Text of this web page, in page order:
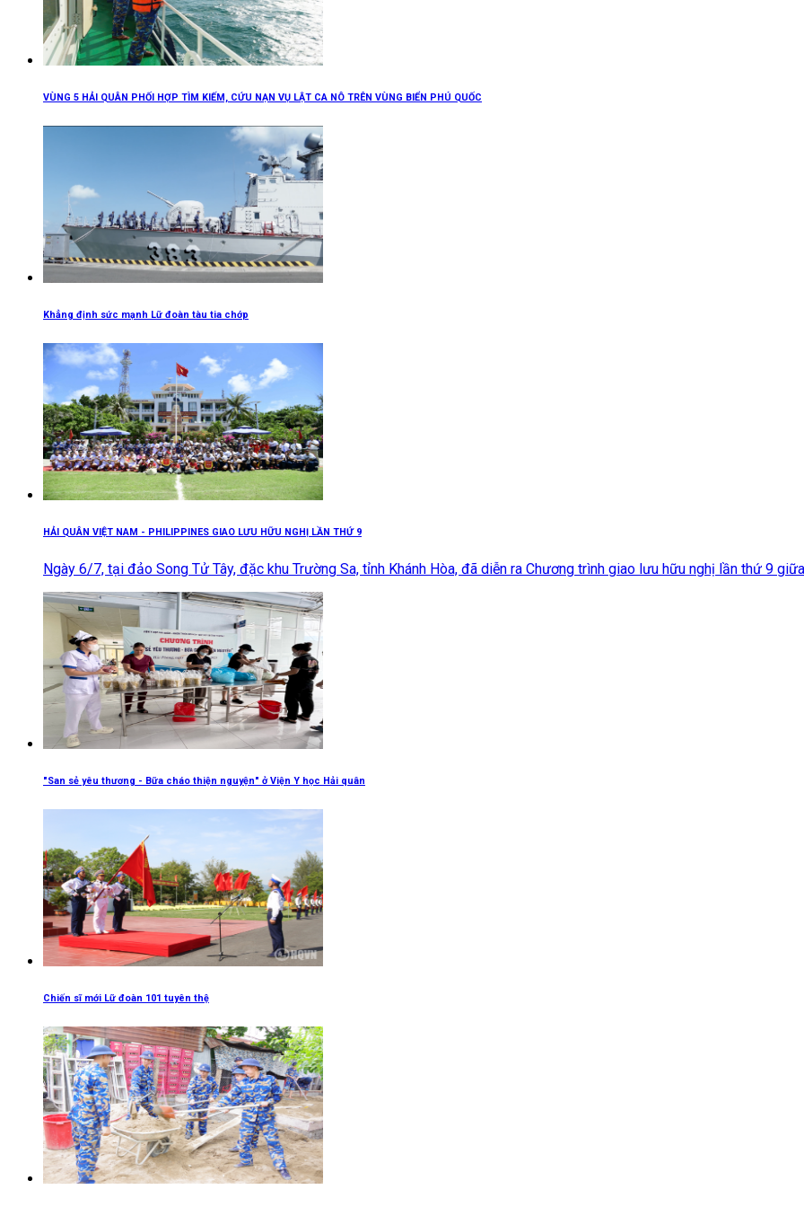
VÙNG 5 HẢI QUÂN PHỐI HỢP TÌM KIẾM, CỨU NẠN VỤ LẬT CA NÔ TRÊN VÙNG BIỂN PHÚ QUỐC
Khẳng định sức mạnh Lữ đoàn tàu tia chớp
HẢI QUÂN VIỆT NAM - PHILIPPINES GIAO LƯU HỮU NGHỊ LẦN THỨ 9
Ngày 6/7, tại đảo Song Tử Tây, đặc khu Trường Sa, tỉnh Khánh Hòa, đã diễn ra Chương trình giao lưu hữu nghị lần thứ 9
"San sẻ yêu thương - Bữa cháo thiện nguyện" ở Viện Y học Hải quân
Chiến sĩ mới Lữ đoàn 101 tuyên thệ